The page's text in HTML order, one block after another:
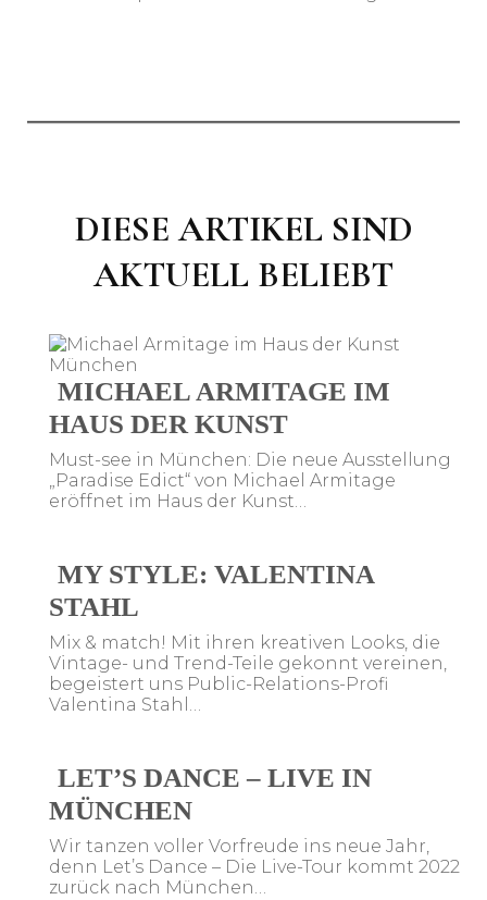
DIESE ARTIKEL SIND
AKTUELL BELIEBT
MICHAEL ARMITAGE IM
HAUS DER KUNST
Must-see in München: Die neue Ausstellung
„Paradise Edict“ von Michael Armitage
eröffnet im Haus der Kunst…
MY STYLE: VALENTINA
STAHL
Mix & match! Mit ihren kreativen Looks, die
Vintage- und Trend-Teile gekonnt vereinen,
begeistert uns Public-Relations-Profi
Valentina Stahl…
LET’S DANCE – LIVE IN
MÜNCHEN
Wir tanzen voller Vorfreude ins neue Jahr,
denn Let’s Dance – Die Live-Tour kommt 2022
zurück nach München…